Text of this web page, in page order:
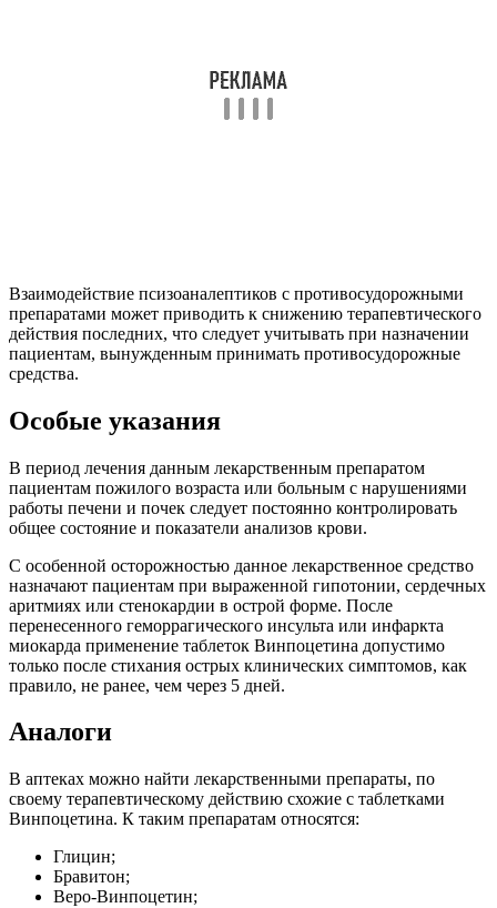
Взаимодействие псизоаналептиков с противосудорожными
препаратами может приводить к снижению терапевтического
действия последних, что следует учитывать при назначении
пациентам, вынужденным принимать противосудорожные
средства.
Особые указания
В период лечения данным лекарственным препаратом
пациентам пожилого возраста или больным с нарушениями
работы печени и почек следует постоянно контролировать
общее состояние и показатели анализов крови.
С особенной осторожностью данное лекарственное средство
назначают пациентам при выраженной гипотонии, сердечных
аритмиях или стенокардии в острой форме. После
перенесенного геморрагического инсульта или инфаркта
миокарда применение таблеток Винпоцетина допустимо
только после стихания острых клинических симптомов, как
правило, не ранее, чем через 5 дней.
Аналоги
В аптеках можно найти лекарственными препараты, по
своему терапевтическому действию схожие с таблетками
Винпоцетина. К таким препаратам относятся:
Глицин;
Бравитон;
Веро-Винпоцетин;